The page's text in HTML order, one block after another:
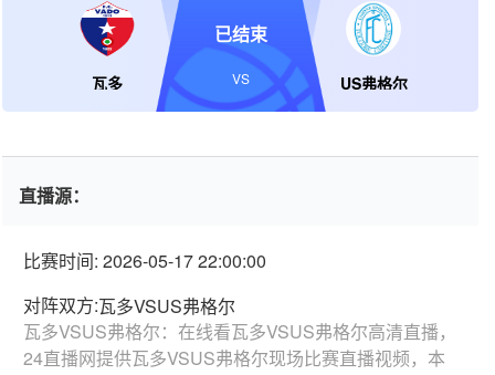
瓦多 US弗格尔
已结束
VS
直播源：
比赛时间: 2026-05-17 22:00:00
对阵双方:瓦多VSUS弗格尔
瓦多VSUS弗格尔：在线看瓦多VSUS弗格尔高清直播，
24直播网提供瓦多VSUS弗格尔现场比赛直播视频，本